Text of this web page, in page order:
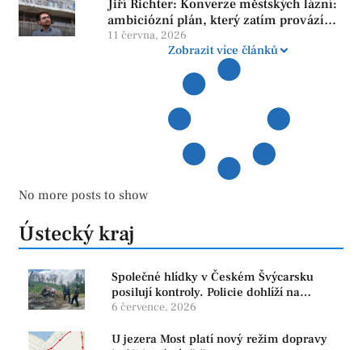
Jiří Richter: Konverze městských lázní:
ambiciózní plán, který zatím provází
více otazníků než jistot
11 června, 2026
Zobrazit více článků
No more posts to show
Ústecký kraj
Společné hlídky v Českém Švýcarsku
posilují kontroly. Policie dohlíží na
bezpečnost i ochranu přírody
6 července, 2026
U jezera Most platí nový režim dopravy